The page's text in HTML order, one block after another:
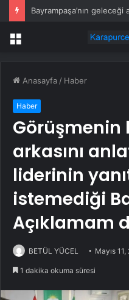
Bayrampaşa’nın geleceği
Menü
Anasayfa / Haber
Haber
Görüşmenin
arkasını
liderinin
istemediği
Açıklamam
BETÜL YÜCEL Mayıs
1 dakika okuma süresi